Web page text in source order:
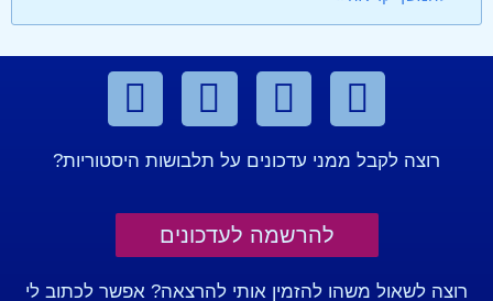
רוצה לקבל ממני עדכונים על תלבושות היסטוריות?
להרשמה לעדכונים
רוצה לשאול משהו להזמין אותי להרצאה? אפשר לכתוב לי